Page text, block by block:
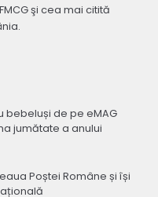
şi cea mai citită
bebeluși de pe eMAG
jumătate a anului
Poștei Române și își